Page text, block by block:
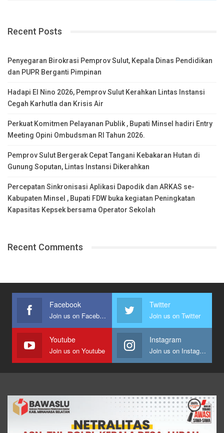
Recent Posts
Penyegaran Birokrasi Pemprov Sulut, Kepala Dinas Pendidikan
dan PUPR Berganti Pimpinan
Hadapi El Nino 2026, Pemprov Sulut Kerahkan Lintas Instansi
Cegah Karhutla dan Krisis Air
Perkuat Komitmen Pelayanan Publik , Bupati Minsel hadiri Entry
Meeting Opini Ombudsman RI Tahun 2026.
Pemprov Sulut Bergerak Cepat Tangani Kebakaran Hutan di
Gunung Soputan, Lintas Instansi Dikerahkan
Percepatan Sinkronisasi Aplikasi Dapodik dan ARKAS se-
Kabupaten Minsel , Bupati FDW buka kegiatan Peningkatan
Kapasitas Kepsek bersama Operator Sekolah
Recent Comments
Facebook
Join us on Facebook
Twitter
Join us on Twitter
Youtube
Join us on Youtube
Instagram
Join us on Instagram